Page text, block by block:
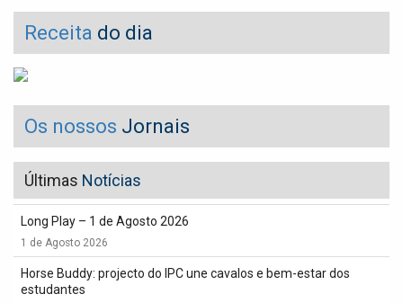
Receita do dia
Os nossos Jornais
Últimas Notícias
Long Play – 1 de Agosto 2026
1 de Agosto 2026
Horse Buddy: projecto do IPC une cavalos e bem-estar dos
estudantes